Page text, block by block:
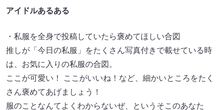
アイドルあるある
・私服を全身で投稿していたら褒めてほしい合図
推しが「今日の私服」をたくさん写真付きで載せている時
は、お気に入りの私服の合図。
ここが可愛い！ ここがいいね！など、細かいところをたく
さん褒めてあげましょう！
服のことなんてよくわからないぜ、というそこのあなた